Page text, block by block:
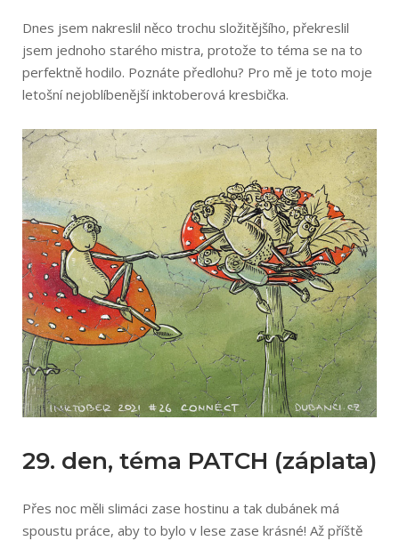
Dnes jsem nakreslil něco trochu složitějšího, překreslil
jsem jednoho starého mistra, protože to téma se na to
perfektně hodilo. Poznáte předlohu? Pro mě je toto moje
letošní nejoblíbenější inktoberová kresbička.
29. den, téma PATCH (záplata)
Přes noc měli slimáci zase hostinu a tak dubánek má
spoustu práce, aby to bylo v lese zase krásné! Až příště